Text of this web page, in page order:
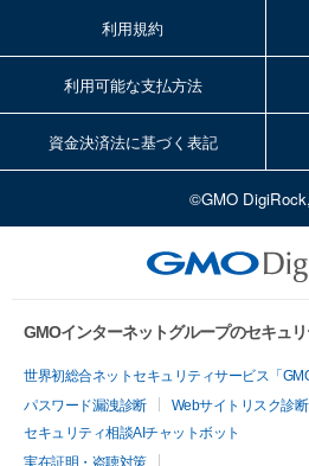
利用規約
利用可能な支払方法
資金決済法に基づく表記
©GMO
GMOインターネットグループのセキュ
世界初総合ネットセキュリティサービス「
パスワード漏洩診断
Webサイトリスク診断
セキュリティ相談AIチャットボット
実在証明・盗聴対策